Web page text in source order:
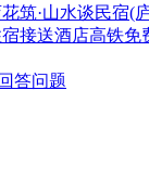
花筑·山水谈民宿(
接送酒店高铁免
答问题